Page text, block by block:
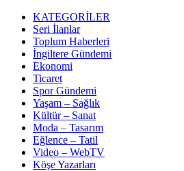
KATEGORİLER
Seri İlanlar
Toplum Haberleri
İngiltere Gündemi
Ekonomi
Ticaret
Spor Gündemi
Yaşam – Sağlık
Kültür – Sanat
Moda – Tasarım
Eğlence – Tatil
Video – WebTV
Köşe Yazarları